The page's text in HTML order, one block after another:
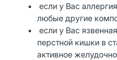
если у Вас
любые другие
если у Вас
перстной кишки в
активное